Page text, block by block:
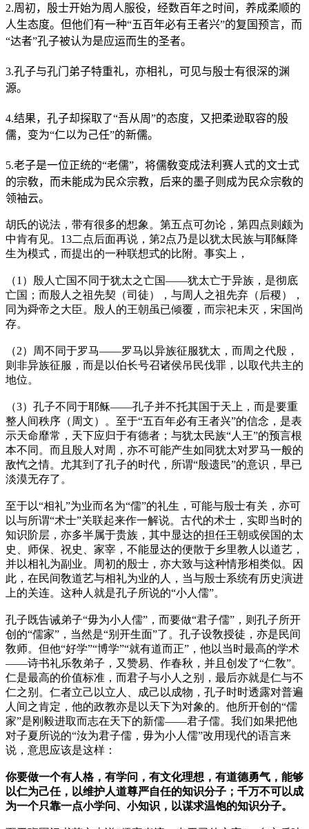
2.周初，殷士开始为周人服役，经数百年之时间，养成柔顺的
人生态度。但他们有一种“五百年必有王者兴”的复国预言，而
“达者”孔子被认为是应运而生的圣者。
3.孔子与孔门弟子特重礼，亦相礼，可见与殷士有很深的渊
源。
4.结果，孔子却探取了“吾从周”的态度，又把柔逊取容的殷
儒，变为“仁以为己任”的新儒。
5.老子是一位正统的“老儒”，将儒敎变成法利赛人式的文士式
的宗敎，而未能成为民众宗教，后来的墨子则成为民众宗敎的
领袖云。
胡氏的说法，带有很多的想象。第五点可勿论，第四点则颇为
中肯有见。13二点后面再说，第2点乃是以犹太民族与耶稣降
生为模式，而提出的一种联想式的比附。事实上，
（1）殷人亡国不同于犹太之亡国——犹太亡于异族，是彻底
亡国；而殷人之祖先契 （司徒） ，与周人之祖先弃 （后稷）
，
同为舜帝之大臣。殷人的王朝虽已倾覆，而宗祀未灭，宋国尚
存。
（2）周不同于罗马——罗马以异族征服犹太，而周之代殷，
则非异族征服，而是以伯长号召诸侯吊民伐罪，以取代共主的
地位。
（3）孔子不同于耶稣——孔子并不托其国于天上，而是要重
整人间秩序 （周文）
。至于“五百年必有王者兴”的信念，是表
示天命靡常，天下应归于有德者；与犹太民族“人王”的预言根
本不同。而且殷人对周，亦不可能产生如同犹太对罗马一般的
敌忾之情。尤其到了孔子的时代，所谓“殷遗民”的意识，早已
淡漠无存了。
至于以“相礼”为业而名为“儒”的礼生，可能与殷士有关，亦可
以与所谓“术士”关联起来作一解说。古代的术士，实即当时的
知识阶层，亦多半属于贵族，其中显达的担任王朝或侯国的太
史、师保、祝史、家宰，不能显达的便散于乡里教人以道艺，
并以相礼为副业。周初的殷士，亦大致与这种情形相类似。因
此，在民间敎道艺与相礼为业的人，当与殷士系统有历史演进
上的关连。这种人就是孔子所说的“小人儒”。
孔子既告诫弟子“毋为小人儒”，而要做“君子儒”，则孔子所开
创的“儒家”，当然是“别开生面”了。孔子设敎授徒，亦是民间
敎师。但他“好学”“博学”“就有道而正”，他以当时最高的学术
——诗书礼乐敎弟子，又赞易、作春秋，并且创发了“仁敎”。
仁是最高的价值标准，而君子与小人之别，最后亦就是仁与不
仁之别。仁者立己以立人、成己以成物，孔子时时透露对普遍
人间之肯定，他的政教亦是以天下为对象的。他所开创的“儒
家”是刚毅进取而志在天下的新儒——君子儒。我们如果把他
对子夏所说的“汝为君子儒，毋为小人儒”改用现代的语言来
说，意思应该是这样：
你要做一个有人格，有学问，有文化理想，有道德勇气，能够
以仁为己任，以维护人道尊严自任的知识分子；千万不可以成
为一个只靠一点小学问、小知识，以谋求温饱的知识分子。